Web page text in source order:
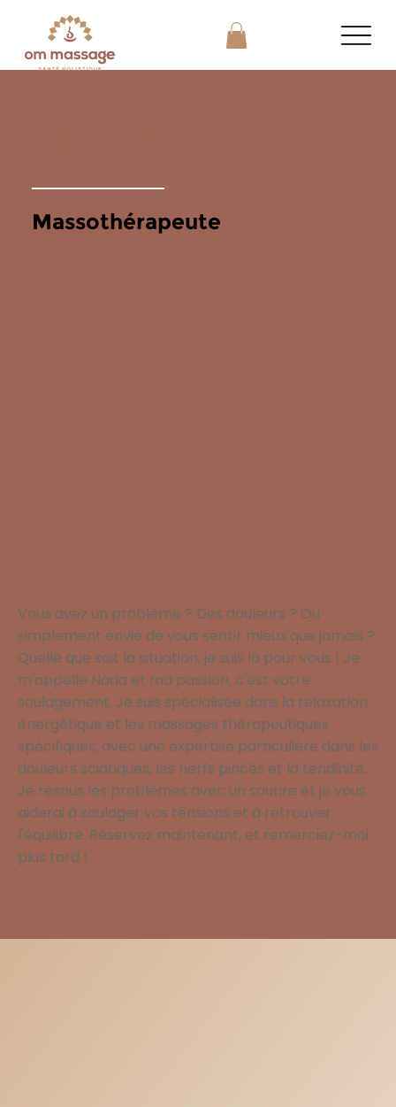
Massothérapeute
Vous avez un problème ? Des douleurs ? Ou
simplement envie de vous sentir mieux que jamais ?
Quelle que soit la situation, je suis là pour vous ! Je
m'appelle Nada et ma passion, c'est votre
soulagement. Je suis spécialisée dans la relaxation
énergétique et les massages thérapeutiques
spécifiques, avec une expertise particulière dans les
douleurs sciatiques, les nerfs pincés et la tendinite.
Je résous les problèmes avec un sourire et je vous
aiderai à soulager vos tensions et à retrouver
l'équilibre. Réservez maintenant, et remerciez-moi
plus tard !